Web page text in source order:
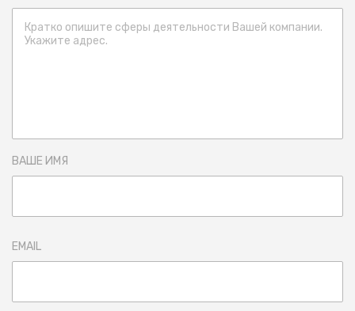
ВАШЕ ИМЯ
EMAIL